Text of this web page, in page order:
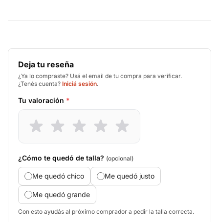
Deja tu reseña
¿Ya lo compraste? Usá el email de tu compra para verificar.
¿Tenés cuenta? Iniciá sesión.
Tu valoración *
¿Cómo te quedó de talla? (opcional)
Me quedó chico Me quedó justo
Me quedó grande
Con esto ayudás al próximo comprador a pedir la talla correcta.